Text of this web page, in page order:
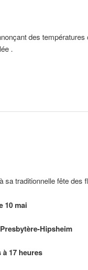
des températures
.
sa traditionnelle fête des
10 mai
Hipsheim
à 17 heures